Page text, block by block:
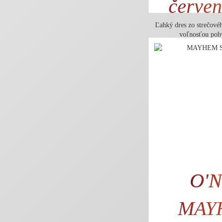
Ľahký dres zo
voľnosťou